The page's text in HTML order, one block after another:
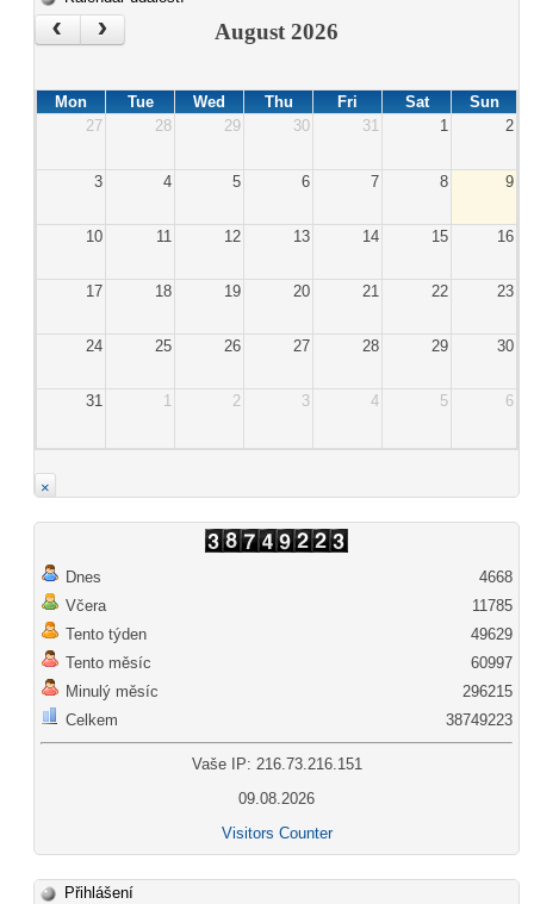
‹ › August 2026
Mon Tue Wed Thu Fri Sat
Sun
27
28 29 30 31 1 2
3 4 5 6 7 8 9
10 11 12 13 14 15 16
17 18 19 20 21 22 23
24 25 26 27 28 29 30
31 1 2 3 4 5 6
×
Dnes
Včera
Tento týden
Tento měsíc
Minulý měsíc
Celkem
4668
11785
49629
60997
296215
38749223
Vaše IP: 216.73.216.151
09.08.2026
Visitors Counter
Přihlášení